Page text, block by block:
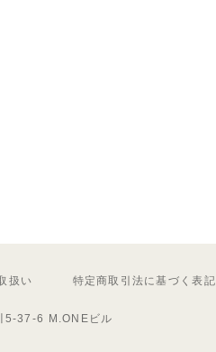
扱い 特定商取引法に基づく表記
5-37-6 M.ONEビル